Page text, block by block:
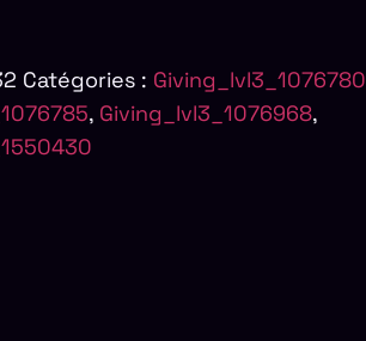
Catégories : Giving_lvl3_1076780
, Giving_lvl3_1076968,